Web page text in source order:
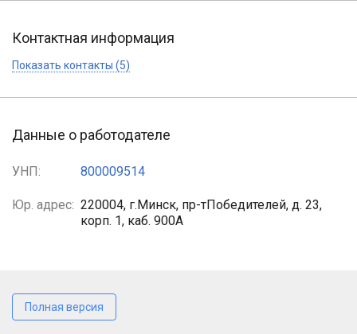
Контактная информация
Показать контакты (5)
Данные о работодателе
УНП: 800009514
Юр. адрес: 220004, г.Минск, пр-тПобедителей, д. 23,
корп. 1, каб. 900А
Полная версия